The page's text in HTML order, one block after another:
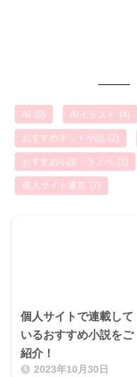
AI (0) AIイラスト (4)
おすすめネット小説 (2)
おすすめ小説・ラノベ (1)
個人サイト運営 (7)
個人サイトで連載して
いるおすすめ小説をご
紹介！
2023年10月30日